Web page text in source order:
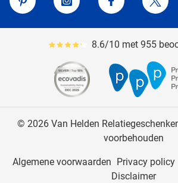
Pinterest
Instagram Facebook Twitter
Gemiddeld reviewpercentage
8.6/10 met 955
© 2026 Van Helden
voorbehouden
Algemene voorwaarden Privacy policy
Disclaimer